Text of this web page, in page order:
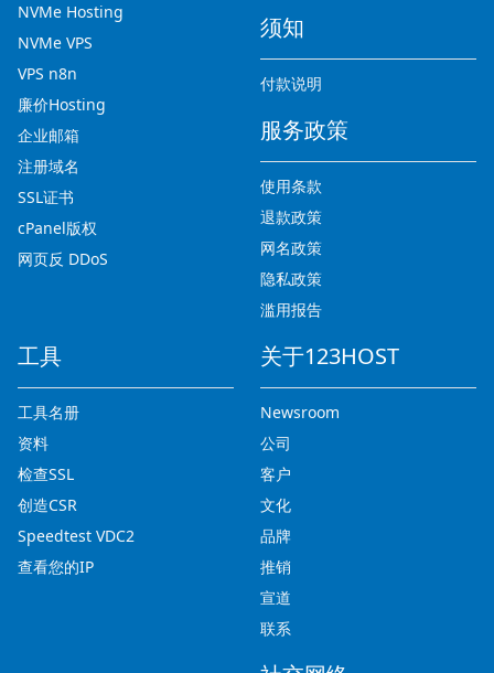
NVMe Hosting
NVMe VPS
VPS n8n
廉价Hosting
企业邮箱
注册域名
SSL证书
cPanel版权
网页反 DDoS
须知
付款说明
服务政策
使用条款
退款政策
网名政策
隐私政策
滥用报告
工具
工具名册
资料
检查SSL
创造CSR
Speedtest VDC2
查看您的IP
关于123HOST
Newsroom
公司
客户
文化
品牌
推销
宣道
联系